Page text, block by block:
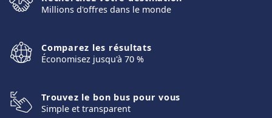
Millions d'offres dans le monde
Comparez les résultats
Économisez jusqu'à 70 %
Trouvez le bon bus pour vous
Simple et transparent